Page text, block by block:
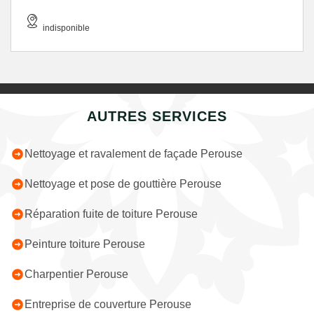
indisponible
AUTRES SERVICES
Nettoyage et ravalement de façade Perouse
Nettoyage et pose de gouttière Perouse
Réparation fuite de toiture Perouse
Peinture toiture Perouse
Charpentier Perouse
Entreprise de couverture Perouse